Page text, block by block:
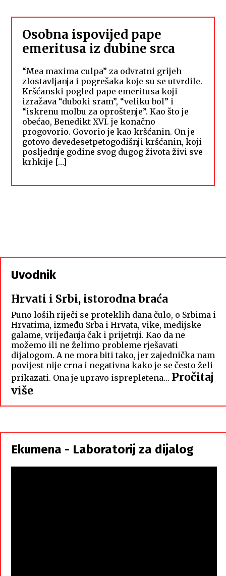
Osobna ispovijed pape
emeritusa iz dubine srca
“Mea maxima culpa” za odvratni grijeh
zlostavljanja i pogrešaka koje su se utvrdile.
Kršćanski pogled pape emeritusa koji
izražava “duboki sram”, “veliku bol” i
“iskrenu molbu za oproštenje”. Kao što je
obećao, Benedikt XVI. je konačno
progovorio. Govorio je kao kršćanin. On je
gotovo devedesetpetogodišnji kršćanin, koji
posljednje godine svog dugog života živi sve
krhkije […]
Uvodnik
Hrvati i Srbi, istorodna braća
Puno loših riječi se proteklih dana čulo, o Srbima i
Hrvatima, između Srba i Hrvata, vike, medijske
galame, vrijeđanja čak i prijetnji. Kao da ne
možemo ili ne želimo probleme rješavati
dijalogom. A ne mora biti tako, jer zajednička nam
povijest nije crna i negativna kako je se često želi
prikazati. Ona je upravo isprepletena… Pročitaj
više:
Hrvati
Srbi,
istorodna
braća
Ekumena - Laboratorij za dijalog